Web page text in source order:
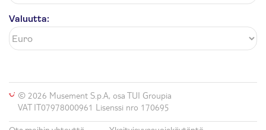
Valuutta:
© 2026 Musement S.p.A, osa TUI Groupia
VAT IT07978000961 Lisenssi nro 170695